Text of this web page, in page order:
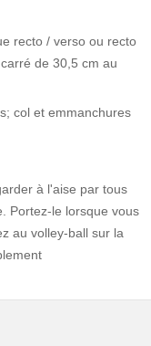
recto / verso ou recto
de 30,5 cm au
col et emmanchures
à l'aise par tous
Portez-le lorsque vous
au volley-ball sur la